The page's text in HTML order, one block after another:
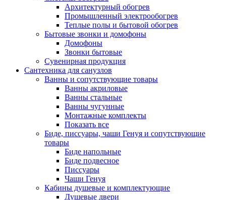
Архитектурный обогрев
Промышленный электрообогрев
Теплые полы и бытовой обогрев
Бытовые звонки и домофоны
Домофоны
Звонки бытовые
Сувенирная продукция
Сантехника для санузлов
Ванны и сопутствующие товары
Ванны акриловые
Ванны стальные
Ванны чугунные
Монтажные комплекты
Показать все
Биде, писсуары, чаши Генуя и сопутствующие
товары
Биде напольные
Биде подвесное
Писсуары
Чаши Генуя
Кабины душевые и комплектующие
Душевые двери